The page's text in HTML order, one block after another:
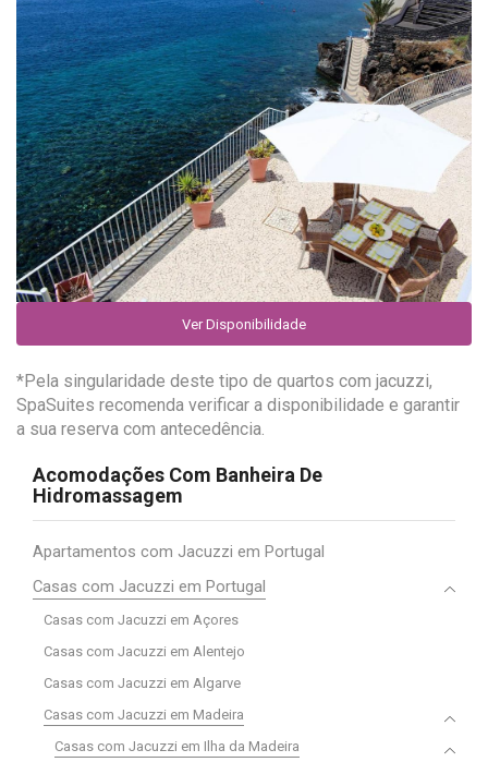
Ver Disponibilidade
*Pela singularidade deste tipo de quartos com jacuzzi,
SpaSuites recomenda verificar a disponibilidade e garantir
a sua reserva com antecedência.
Acomodações Com Banheira De
Hidromassagem
Apartamentos com Jacuzzi em Portugal
Casas com Jacuzzi em Portugal
Casas com Jacuzzi em Açores
Casas com Jacuzzi em Alentejo
Casas com Jacuzzi em Algarve
Casas com Jacuzzi em Madeira
Casas com Jacuzzi em Ilha da Madeira